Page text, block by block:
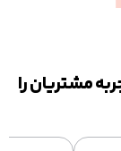
مشتریان را